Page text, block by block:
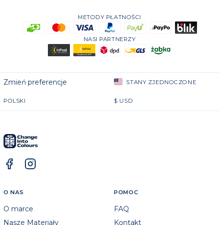
METODY PŁATNOŚCI
NASI PARTNERZY
Zmień preferencje STANY ZJEDNOCZONE
POLSKI $ USD
O NAS
O marce
Nasze Materiały
POMOC
FAQ
Kontakt